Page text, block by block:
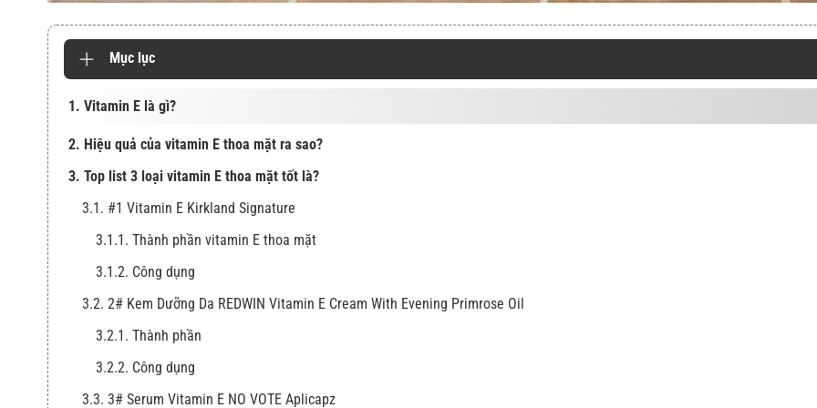
Mục lục
1. Vitamin E là gì?
2. Hiệu quả của vitamin E thoa mặt ra sao?
3. Top list 3 loại vitamin E thoa mặt tốt là?
3.1. #1 Vitamin E Kirkland Signature
3.1.1. Thành phần vitamin E thoa mặt
3.1.2. Công dụng
3.2. 2# Kem Dưỡng Da REDWIN Vitamin E Cream With Evening Primrose Oil
3.2.1. Thành phần
3.2.2. Công dụng
3.3. 3# Serum Vitamin E NO VOTE Aplicapz